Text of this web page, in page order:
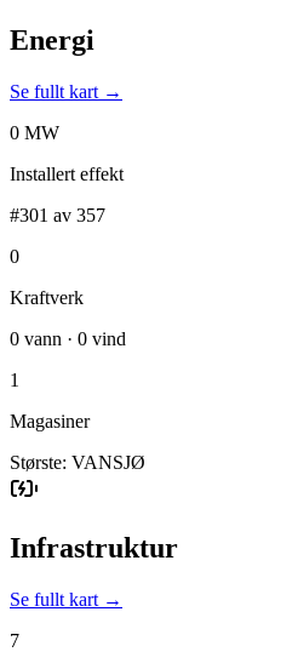
Energi
Se fullt kart →
0 MW
Installert effekt
#301 av 357
0
Kraftverk
0 vann · 0 vind
1
Magasiner
Største: VANSJØ
Infrastruktur
Se fullt kart →
7